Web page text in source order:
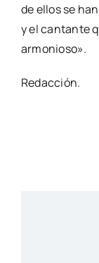
de ellos se
y el cantante
armonioso».
Redacción.